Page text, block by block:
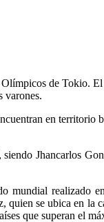
de Tokio.
varones.
en territorio
Jhancarlos
mundial realizado
se ubica en la
que superan el